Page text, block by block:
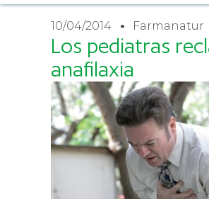
10/04/2014 Farmanatur
Los pediatras
anafilaxia